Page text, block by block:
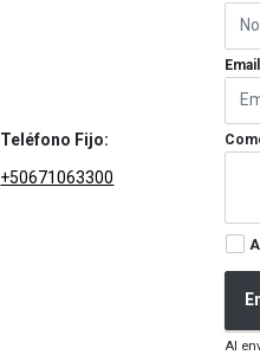
Teléfono Fijo:
+50671063300
Al